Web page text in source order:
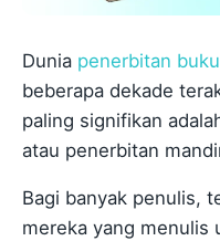
Dunia penerbitan buku
beberapa dekade
paling signifikan
atau penerbitan
Bagi banyak penulis,
mereka yang